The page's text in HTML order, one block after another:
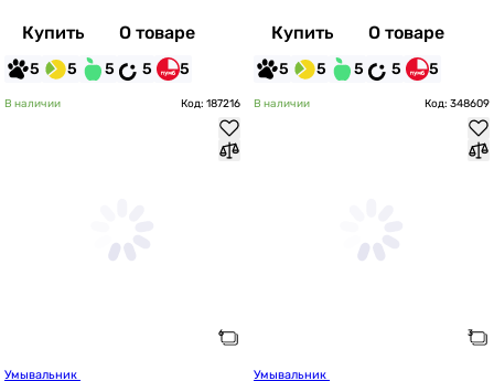
Купить О товаре
5 5 5 5 5
Купить О товаре
5 5 5 5 5
В наличии Код: 187216 В наличии Код: 348609